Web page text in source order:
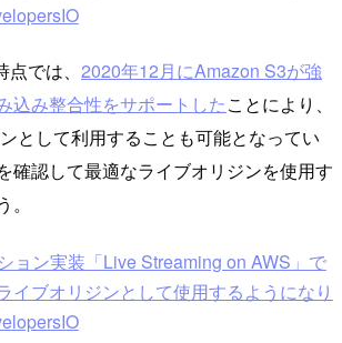
では、 2020年12月にAmazon S3が強
込み整合性をサポートしたことにより、
として利用することも可能となってい
確認して最適なライブオリジンを使用す
ョン実装「Live Streaming on AWS」で
イブオリジンとして使用するようになり